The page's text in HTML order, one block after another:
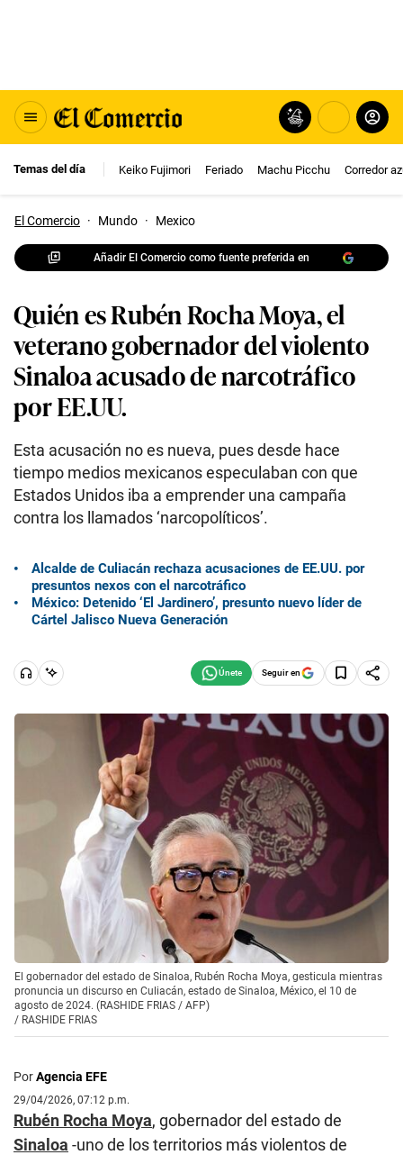
Temas del día Keiko Fujimori Feriado Machu Picchu Corredor
El Comercio · Mundo · Mexico
Añadir El Comercio como fuente preferida en
Quién es Rubén Rocha Moya, el
veterano gobernador del violento
Sinaloa acusado de narcotráfico
por EE.UU.
Esta acusación no es nueva, pues desde hace
tiempo medios mexicanos especulaban con que
Estados Unidos iba a emprender una campaña
contra los llamados ‘narcopolíticos’.
Alcalde de Culiacán rechaza acusaciones de EE.UU. por
presuntos nexos con el narcotráfico
México: Detenido ‘El Jardinero’, presunto nuevo líder de
Cártel Jalisco Nueva Generación
Seguir en
El gobernador del estado de Sinaloa, Rubén Rocha Moya, gesticula mientras
pronuncia un discurso en Culiacán, estado de Sinaloa, México, el 10 de
agosto de 2024. (RASHIDE FRIAS / AFP)
/ RASHIDE FRIAS
PorAgencia EFE
29/04/2026, 07:12 p.m.
Rubén Rocha Moya, gobernador del estado de
Sinaloa -uno de los territorios más violentos de